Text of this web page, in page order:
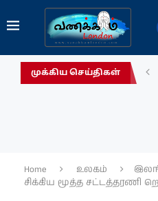
முக்கிய செய்திகள்
Home உலகம்
சிக்கிய மூத்த சட்டத்தரணி